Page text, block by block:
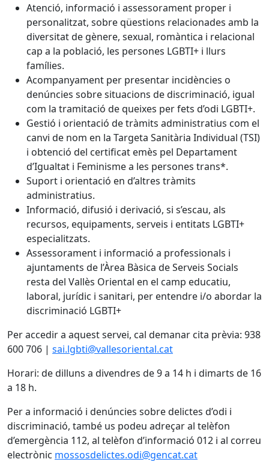
Atenció, informació i assessorament proper i
personalitzat, sobre qüestions relacionades amb la
diversitat de gènere, sexual, romàntica i relacional
cap a la població, les persones LGBTI+ i llurs
famílies.
Acompanyament per presentar incidències o
denúncies sobre situacions de discriminació, igual
com la tramitació de queixes per fets d’odi LGBTI+.
Gestió i orientació de tràmits administratius com el
canvi de nom en la Targeta Sanitària Individual (TSI)
i obtenció del certificat emès pel Departament
d’Igualtat i Feminisme a les persones trans*.
Suport i orientació en d’altres tràmits
administratius.
Informació, difusió i derivació, si s’escau, als
recursos, equipaments, serveis i entitats LGBTI+
especialitzats.
Assessorament i informació a professionals i
ajuntaments de l’Àrea Bàsica de Serveis Socials
resta del Vallès Oriental en el camp educatiu,
laboral, jurídic i sanitari, per entendre i/o abordar la
discriminació LGBTI+
Per accedir a aquest servei, cal demanar cita prèvia: 938
600 706 | sai.lgbti@vallesoriental.cat
Horari: de dilluns a divendres de 9 a 14 h i dimarts de 16
a 18 h.
Per a informació i denúncies sobre delictes d’odi i
discriminació, també us podeu adreçar al telèfon
d’emergència 112, al telèfon d’informació 012 i al correu
electrònic mossosdelictes.odi@gencat.cat